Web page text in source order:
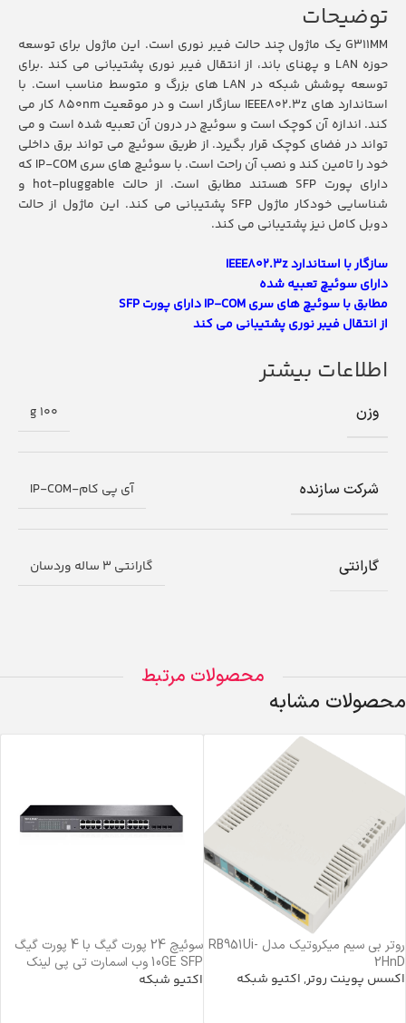
توضیحات
G311MM یک ماژول چند حالت فیبر نوری است. این ماژول برای توسعه
حوزه LAN و پهنای باند، از انتقال فیبر نوری پشتیبانی می کند .برای
توسعه پوشش شبکه در LAN های بزرگ و متوسط مناسب است. با
استاندارد های IEEE802.3z سازگار است و در موقعیت 850nm کار می
کند. اندازه آن کوچک است و سوئیچ در درون آن تعبیه شده است و می
تواند در فضای کوچک قرار بگیرد. از طریق سوئیچ می تواند برق داخلی
خود را تامین کند و نصب آن راحت است. با سوئیچ های سری IP-COM که
دارای پورت SFP هستند مطابق است. از حالت hot-pluggable و
شناسایی خودکار ماژول SFP پشتیبانی می کند. این ماژول از حالت
دوبل کامل نیز پشتیبانی می کند.
سازگار با استانداردIEEE802.3z
دارای سوئیچ تعبیه شده
مطابق با سوئیچ های سری IP-COM دارای پورت SFP
از انتقال فیبر نوری پشتیبانی می کند
اطلاعات بیشتر
وزن 100 g
شرکت سازنده آی پی کام-IP-COM
گارانتی گارانتی 3 ساله وردسان
محصولات مرتبط
محصولات مشابه
روتر بی سیم میکروتیک مدل RB951Ui-
2HnD
اکسس پوینت روتر,اکتیو شبکه
سوئیچ 24 پورت گیگ با 4 پورت گیگ
10GE SFP وب اسمارت تی پی لینک
T1700G-28TQ TP-Link
اکتیو شبکه